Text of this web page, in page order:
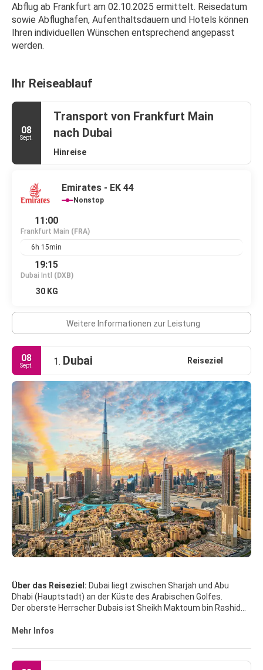
Abflug ab Frankfurt am 02.10.2025 ermittelt. Reisedatum
sowie Abflughafen, Aufenthaltsdauern und Hotels können
Ihren individuellen Wünschen entsprechend angepasst
werden.
Ihr Reiseablauf
08
Sept.
Transport von Frankfurt Main
nach Dubai
Hinreise
Emirates - EK 44
Nonstop
11:00
Frankfurt Main (FRA)
6h 15min
19:15
Dubai Intl (DXB)
30 KG
Weitere Informationen zur Leistung
08
Sept. 1. Dubai Reiseziel
Über das Reiseziel: Dubai liegt zwischen Sharjah und Abu
Dhabi (Hauptstadt) an der Küste des Arabischen Golfes.
Der oberste Herrscher Dubais ist Sheikh Maktoum bin Rashid
Mohammed bekleiden ebenfalls hohe Ministerposten. Dubai
Mehr Infos